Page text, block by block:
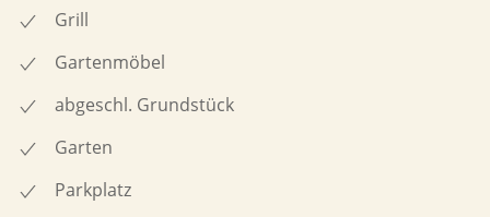
Grill
Gartenmöbel
abgeschl. Grundstück
Garten
Parkplatz